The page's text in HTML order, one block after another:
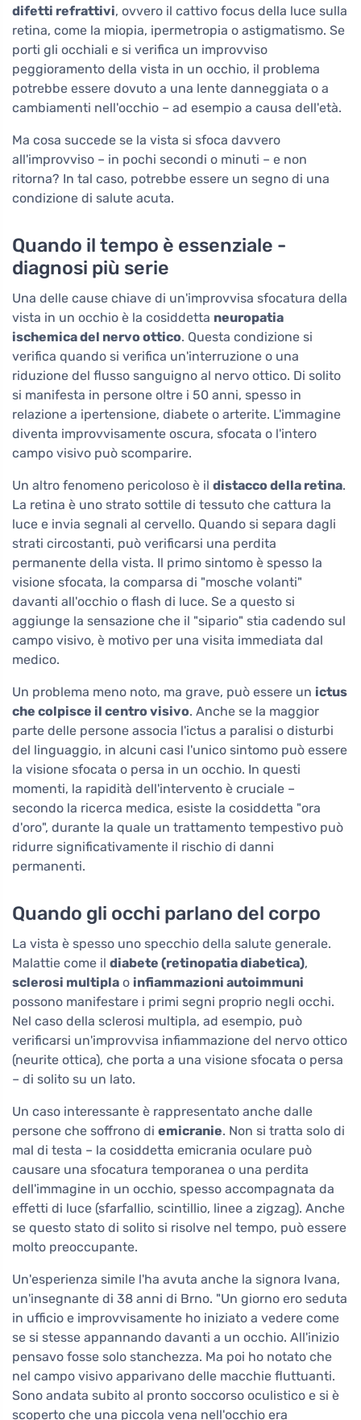
difetti refrattivi, ovvero il cattivo focus della luce sulla
retina, come la miopia, ipermetropia o astigmatismo. Se
porti gli occhiali e si verifica un improvviso
peggioramento della vista in un occhio, il problema
potrebbe essere dovuto a una lente danneggiata o a
cambiamenti nell'occhio – ad esempio a causa dell'età.
Ma cosa succede se la vista si sfoca davvero
all'improvviso – in pochi secondi o minuti – e non
ritorna? In tal caso, potrebbe essere un segno di una
condizione di salute acuta.
Quando il tempo è essenziale -
diagnosi più serie
Una delle cause chiave di un'improvvisa sfocatura della
vista in un occhio è la cosiddetta neuropatia
ischemica del nervo ottico. Questa condizione si
verifica quando si verifica un'interruzione o una
riduzione del flusso sanguigno al nervo ottico. Di solito
si manifesta in persone oltre i 50 anni, spesso in
relazione a ipertensione, diabete o arterite. L'immagine
diventa improvvisamente oscura, sfocata o l'intero
campo visivo può scomparire.
Un altro fenomeno pericoloso è il distacco della retina.
La retina è uno strato sottile di tessuto che cattura la
luce e invia segnali al cervello. Quando si separa dagli
strati circostanti, può verificarsi una perdita
permanente della vista. Il primo sintomo è spesso la
visione sfocata, la comparsa di "mosche volanti"
davanti all'occhio o flash di luce. Se a questo si
aggiunge la sensazione che il "sipario" stia cadendo sul
campo visivo, è motivo per una visita immediata dal
medico.
Un problema meno noto, ma grave, può essere un ictus
che colpisce il centro visivo. Anche se la maggior
parte delle persone associa l'ictus a paralisi o disturbi
del linguaggio, in alcuni casi l'unico sintomo può essere
la visione sfocata o persa in un occhio. In questi
momenti, la rapidità dell'intervento è cruciale –
secondo la ricerca medica, esiste la cosiddetta "ora
d'oro", durante la quale un trattamento tempestivo può
ridurre significativamente il rischio di danni
permanenti.
Quando gli occhi parlano del corpo
La vista è spesso uno specchio della salute generale.
Malattie come il diabete (retinopatia diabetica),
sclerosi multipla o infiammazioni autoimmuni
possono manifestare i primi segni proprio negli occhi.
Nel caso della sclerosi multipla, ad esempio, può
verificarsi un'improvvisa infiammazione del nervo ottico
(neurite ottica), che porta a una visione sfocata o persa
– di solito su un lato.
Un caso interessante è rappresentato anche dalle
persone che soffrono di emicranie. Non si tratta solo di
mal di testa – la cosiddetta emicrania oculare può
causare una sfocatura temporanea o una perdita
dell'immagine in un occhio, spesso accompagnata da
effetti di luce (sfarfallio, scintillio, linee a zigzag). Anche
se questo stato di solito si risolve nel tempo, può essere
molto preoccupante.
Un'esperienza simile l'ha avuta anche la signora Ivana,
un'insegnante di 38 anni di Brno. "Un giorno ero seduta
in ufficio e improvvisamente ho iniziato a vedere come
se si stesse appannando davanti a un occhio. All'inizio
pensavo fosse solo stanchezza. Ma poi ho notato che
nel campo visivo apparivano delle macchie fluttuanti.
Sono andata subito al pronto soccorso oculistico e si è
scoperto che una piccola vena nell'occhio era